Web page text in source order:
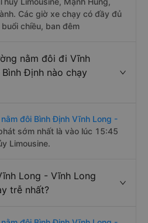
Các giờ xe chạy có đầy đủ
chiều, ban đêm
nằm đôi đi Vĩnh
Định nào chạy
đôi Bình Định Vĩnh Long -
sớm nhất là vào lúc 15:45
Limousine.
Long - Vĩnh Long
trễ nhất?